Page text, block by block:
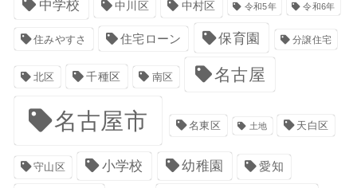
中学校 中川区 中村区 令和5年 令和6年
住みやすさ 住宅ローン 保育園 分譲住宅
北区 千種区 南区 名古屋
名古屋市 名東区 土地 天白区
守山区 小学校 幼稚園 愛知